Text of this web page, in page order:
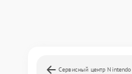
Сервисный центр Nintendo